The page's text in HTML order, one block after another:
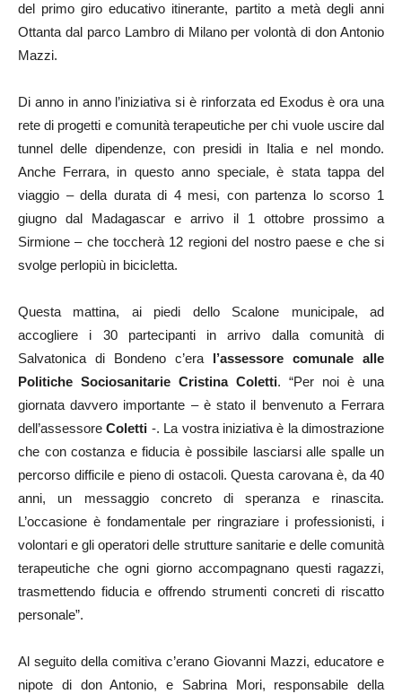
del primo giro educativo itinerante, partito a metà degli anni
Ottanta dal parco Lambro di Milano per volontà di don Antonio
Mazzi.
Di anno in anno l’iniziativa si è rinforzata ed Exodus è ora una
rete di progetti e comunità terapeutiche per chi vuole uscire dal
tunnel delle dipendenze, con presidi in Italia e nel mondo.
Anche Ferrara, in questo anno speciale, è stata tappa del
viaggio – della durata di 4 mesi, con partenza lo scorso 1
giugno dal Madagascar e arrivo il 1 ottobre prossimo a
Sirmione – che toccherà 12 regioni del nostro paese e che si
svolge perlopiù in bicicletta.
Questa mattina, ai piedi dello Scalone municipale, ad
accogliere i 30 partecipanti in arrivo dalla comunità di
Salvatonica di Bondeno c’era l’assessore comunale alle
Politiche Sociosanitarie Cristina Coletti. “Per noi è una
giornata davvero importante – è stato il benvenuto a Ferrara
dell’assessoreColetti -. La vostra iniziativa è la dimostrazione
che con costanza e fiducia è possibile lasciarsi alle spalle un
percorso difficile e pieno di ostacoli. Questa carovana è, da 40
anni, un messaggio concreto di speranza e rinascita.
L’occasione è fondamentale per ringraziare i professionisti, i
volontari e gli operatori delle strutture sanitarie e delle comunità
terapeutiche che ogni giorno accompagnano questi ragazzi,
trasmettendo fiducia e offrendo strumenti concreti di riscatto
personale”.
Al seguito della comitiva c’erano Giovanni Mazzi, educatore e
nipote di don Antonio, e Sabrina Mori, responsabile della